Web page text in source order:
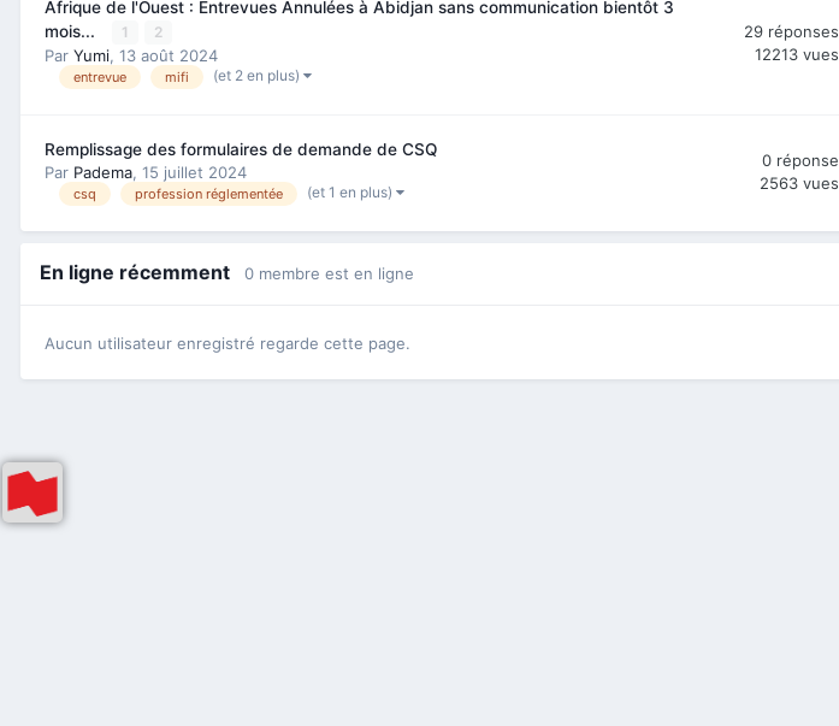
Afrique de l'Ouest : Entrevues Annulées à Abidjan sans communication bientôt 3
mois...
1 2
Par Yumi, 13 août 2024
entrevue mifi (et 2 en plus)
29 réponses
12213 vues
Remplissage des formulaires de demande de CSQ
Par Padema, 15 juillet 2024
csq profession réglementée (et 1 en plus)
0 réponse
2563 vues
En ligne récemment 0 membre est en ligne
Aucun utilisateur enregistré regarde cette page.